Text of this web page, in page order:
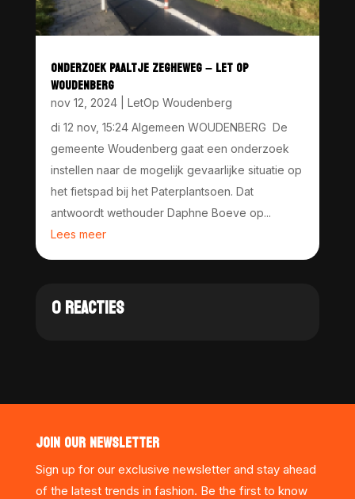
ONDERZOEK PAALTJE ZEGHEWEG – LET OP
WOUDENBERG
nov 12, 2024| LetOp Woudenberg
di 12 nov, 15:24 Algemeen WOUDENBERG De
gemeente Woudenberg gaat een onderzoek
instellen naar de mogelijk gevaarlijke situatie op
het fietspad bij het Paterplantsoen. Dat
antwoordt wethouder Daphne Boeve op...
Lees meer
0 REACTIES
JOIN OUR NEWSLETTER
Sign up for our exclusive newsletter and stay ahead
of the latest trends in fashion. Be the first to know